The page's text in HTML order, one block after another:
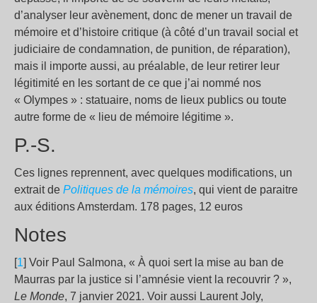
d’analyser leur avènement, donc de mener un travail de
mémoire et d’histoire critique (à côté d’un travail social et
judiciaire de condamnation, de punition, de réparation),
mais il importe aussi, au préalable, de leur retirer leur
légitimité en les sortant de ce que j’ai nommé nos
« Olympes » : statuaire, noms de lieux publics ou toute
autre forme de « lieu de mémoire légitime ».
P.-S.
Ces lignes reprennent, avec quelques modifications, un
extrait de Politiques de la mémoires, qui vient de paraitre
aux éditions Amsterdam. 178 pages, 12 euros
Notes
[1] Voir Paul Salmona, « À quoi sert la mise au ban de
Maurras par la justice si l’amnésie vient la recouvrir ? »,
Le Monde, 7 janvier 2021. Voir aussi Laurent Joly,